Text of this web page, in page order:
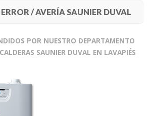
/ AVERÍA SAUNIER DUVAL
POR NUESTRO DEPARTAMENTO
SAUNIER DUVAL EN LAVAPIÉS